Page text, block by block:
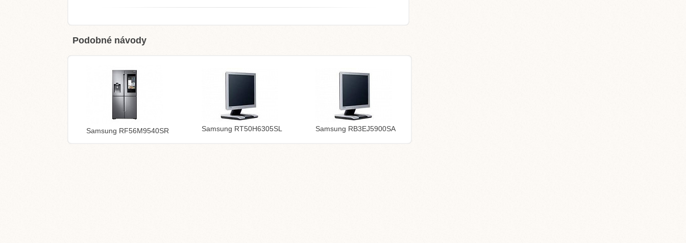
Podobné návody
Samsung RF56M9540SR Samsung RT50H6305SL Samsung RB3EJ5900SA